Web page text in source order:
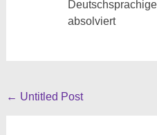
absolviert
Beitragsnavigation
← Untitled Post